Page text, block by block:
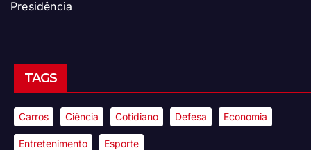
Presidência
TAGS
Carros Ciência Cotidiano Defesa Economia
Entretenimento Esporte